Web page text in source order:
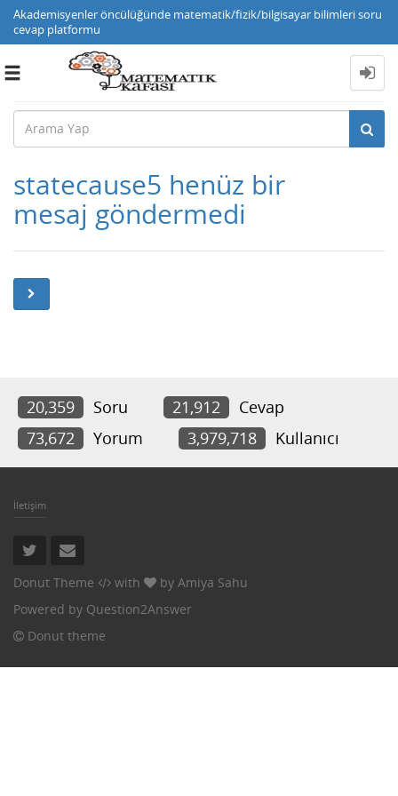
Akademisyenler öncülüğünde matematik/fizik/bilgisayar bilimleri soru
cevap platformu
Toggle
statecause5 henüz bir
mesaj göndermedi
20,359 Soru 21,912
Cevap
73,672
Yorum 3,979,718 Kullanıcı
İletişim
Donut Theme with by Amiya Sahu
Powered by Question2Answer
Donut theme